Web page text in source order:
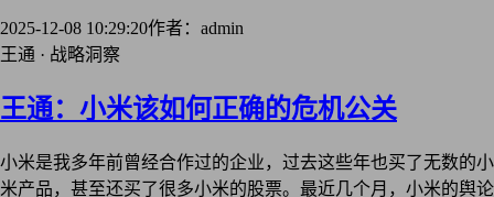
2025-12-08 10:29:20作者：admin
王通 · 战略洞察
王通：小米该如何正确的危机公关
小米是我多年前曾经合作过的企业，过去这些年也买了无数的小
米产品，甚至还买了很多小米的股票。最近几个月，小米的舆论